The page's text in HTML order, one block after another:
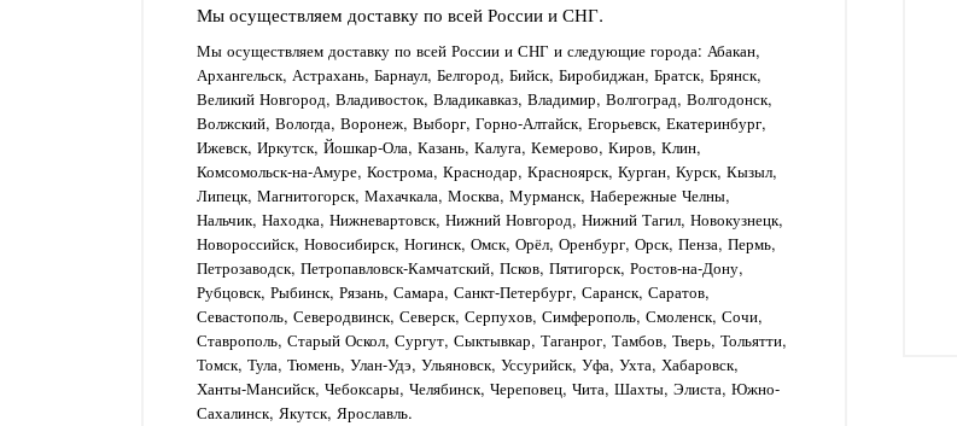
Мы осуществляем доставку по всей России и СНГ.
Мы осуществляем доставку по всей России и СНГ и следующие города: Абакан,
Архангельск, Астрахань, Барнаул, Белгород, Бийск, Биробиджан, Братск, Брянск,
Великий Новгород, Владивосток, Владикавказ, Владимир, Волгоград, Волгодонск,
Волжский, Вологда, Воронеж, Выборг, Горно-Алтайск, Егорьевск, Екатеринбург,
Ижевск, Иркутск, Йошкар-Ола, Казань, Калуга, Кемерово, Киров, Клин,
Комсомольск-на-Амуре, Кострома, Краснодар, Красноярск, Курган, Курск, Кызыл,
Липецк, Магнитогорск, Махачкала, Москва, Мурманск, Набережные Челны,
Нальчик, Находка, Нижневартовск, Нижний Новгород, Нижний Тагил, Новокузнецк,
Новороссийск, Новосибирск, Ногинск, Омск, Орёл, Оренбург, Орск, Пенза, Пермь,
Петрозаводск, Петропавловск-Камчатский, Псков, Пятигорск, Ростов-на-Дону,
Рубцовск, Рыбинск, Рязань, Самара, Санкт-Петербург, Саранск, Саратов,
Севастополь, Северодвинск, Северск, Серпухов, Симферополь, Смоленск, Сочи,
Ставрополь, Старый Оскол, Сургут, Сыктывкар, Таганрог, Тамбов, Тверь, Тольятти,
Томск, Тула, Тюмень, Улан-Удэ, Ульяновск, Уссурийск, Уфа, Ухта, Хабаровск,
Ханты-Мансийск, Чебоксары, Челябинск, Череповец, Чита, Шахты, Элиста, Южно-
Сахалинск, Якутск, Ярославль.